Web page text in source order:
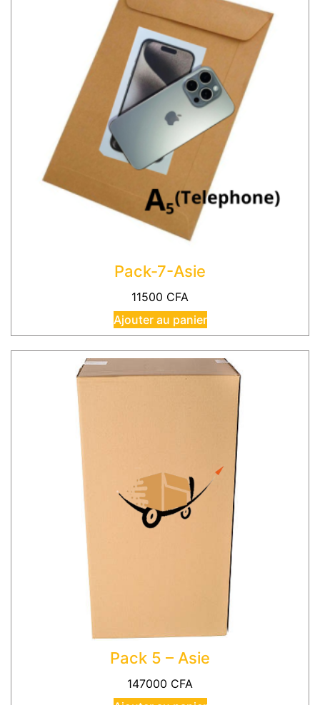
Pack-7-Asie
11500 CFA
Ajouter au panier
Pack 5 – Asie
147000 CFA